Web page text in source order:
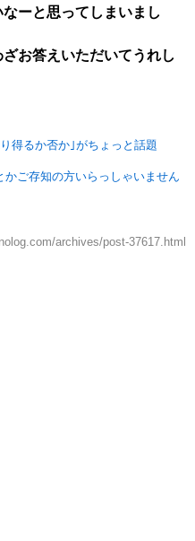
ーと思ってしまいまし
お答えいただいてうれし
得るか否か｣がちょっと話題
かご存知の方いらっしゃいません
archives/post-37617.html